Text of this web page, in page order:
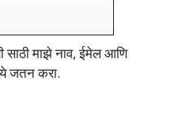
साठी माझे नाव, ईमेल आणि
जतन करा.